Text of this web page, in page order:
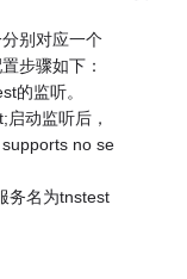
别对应一个
步骤如下：
的监听。
动监听后，
no se
务名为tnstest